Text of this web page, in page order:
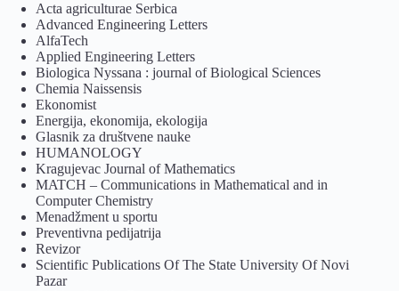
Acta agriculturae Serbica
Advanced Engineering Letters
AlfaTech
Applied Engineering Letters
Biologica Nyssana : journal of Biological Sciences
Chemia Naissensis
Ekonomist
Energija, ekonomija, ekologija
Glasnik za društvene nauke
HUMANOLOGY
Kragujevac Journal of Mathematics
MATCH – Communications in Mathematical and in
Computer Chemistry
Menadžment u sportu
Preventivna pedijatrija
Revizor
Scientific Publications Of The State University Of Novi
Pazar